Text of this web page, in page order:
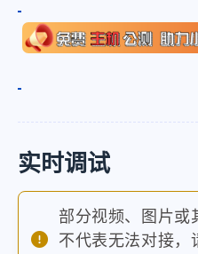
}
}
实时调试
部分视频、图片或
不代表无法对接，